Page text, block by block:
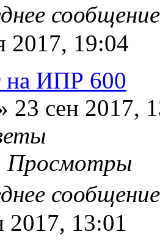
2017, 19:04
на ИПР 600
23 сен 2017,
Просмотры
2017, 13:01